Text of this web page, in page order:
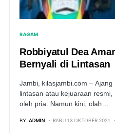
RAGAM
Robbiyatul Dea
Bernyali di Lintasan
Jambi, kilasjambi.com –
lintasan atau kejuaraan
oleh pria. Namun kini, olah…
BY ADMIN RABU 13 OKTOBER 2021